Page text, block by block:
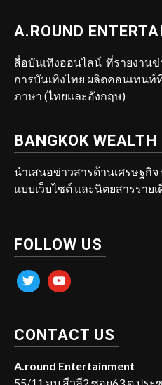
A.ROUND
สื่อบันเทิงออนไลน์ ที่รายงาน
การบันเทิงไทย ผลิตคอนเทน
ภาษา (ไทยและอังกฤษ)
BANGKOK
นำเสนอข่าวสารด้านเศรษฐกิ
แบบเว็บไซต์ และนิตยสารราย
FOLLOW US
twitter youtube
CONTACT US
A.round Entertainment